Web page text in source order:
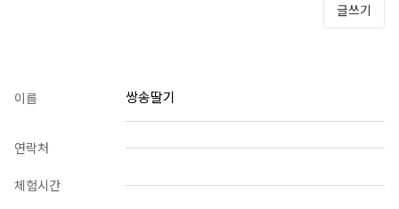
글쓰기
이름 쌍송딸기
연락처
체험시간